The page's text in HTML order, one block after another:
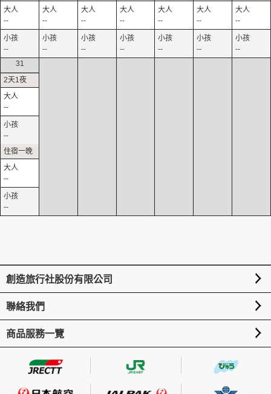
--
--
--
--
--
--
--
--
--
--
--
--
--
--
31
--
--
--
--
創造旅行社股份有限公司
聯絡我們
商品服務一覽